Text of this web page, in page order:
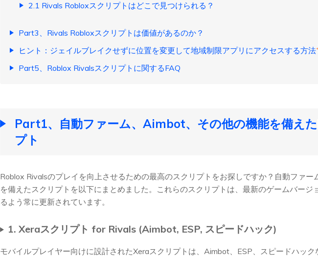
2.1 Rivals Robloxスクリプトはどこで見つけられる？
Part3、Rivals Robloxスクリプトは価値があるのか？
ヒント：ジェイルブレイクせずに位置を変更して地域制限アプリにアクセスする方法
Part5、Roblox Rivalsスクリプトに関するFAQ
Part1、自動ファーム、Aimbot、その他の機能を備え
プト
Roblox Rivalsのプレイを向上させるための最高のスクリプトをお探しですか？自動ファ
を備えたスクリプトを以下にまとめました。これらのスクリプトは、最新のゲームバージ
るよう常に更新されています。
1. Xeraスクリプト for Rivals (Aimbot, ESP, スピードハック)
モバイルプレイヤー向けに設計されたXeraスクリプトは、Aimbot、ESP、スピードハック